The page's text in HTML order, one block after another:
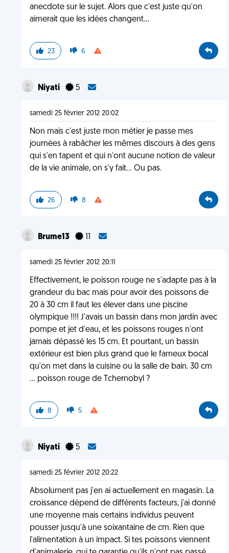
anecdote sur le sujet. Alors que c'est juste qu'on
aimerait que les idées changent...
23 6
Niyati 5
samedi 25 février 2012 20:02
Non mais c'est juste mon métier je passe mes
journées à rabâcher les mêmes discours à des gens
qui s'en tapent et qui n'ont aucune notion de valeur
de la vie animale, on s'y fait... Ou pas.
26 8
Brume13 11
samedi 25 février 2012 20:11
Effectivement, le poisson rouge ne s'adapte pas à la
grandeur du bac mais pour avoir des poissons de
20 à 30 cm il faut les élever dans une piscine
olympique !!!! J'avais un bassin dans mon jardin avec
pompe et jet d'eau, et les poissons rouges n'ont
jamais dépassé les 15 cm. Et pourtant, un bassin
extérieur est bien plus grand que le fameux bocal
qu'on met dans la cuisine ou la salle de bain. 30 cm
... poisson rouge de Tchernobyl ?
8 5
Niyati 5
samedi 25 février 2012 20:22
Absolument pas j'en ai actuellement en magasin. La
croissance dépend de différents facteurs, j'ai donné
une moyenne mais certains individus peuvent
pousser jusqu'à une soixantaine de cm. Rien que
l'alimentation à un impact. Si tes poissons viennent